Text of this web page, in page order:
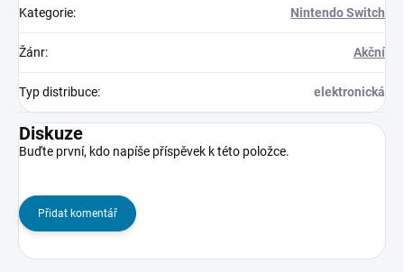
Kategorie: Nintendo Switch
Žánr: Akční
Typ distribuce: elektronická
Diskuze
Buďte první, kdo napíše příspěvek k této položce.
Přidat komentář